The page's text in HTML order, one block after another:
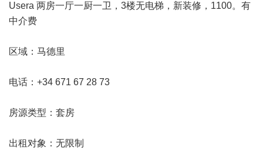
Usera 两房一厅一厨一卫，3楼无电梯，新装修，1100。有
中介费
区域： 马德里
电话：+34 671 67 28 73
房源类型：套房
出租对象：无限制